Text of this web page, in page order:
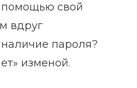
помощью свой
вдруг
пароля?
изменой.